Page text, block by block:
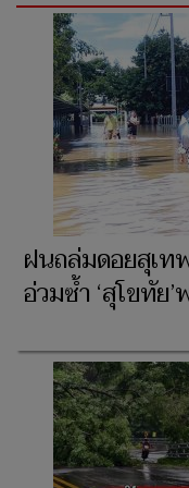
ฝนถล่มดอยสุเท
อ่วมซ้ำ ‘สุโขทัย